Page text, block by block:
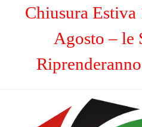
Chiusura Estiva
Agosto – le